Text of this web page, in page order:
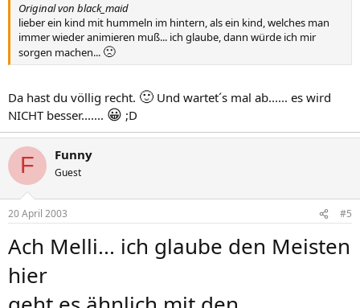
Original von black_maid
lieber ein kind mit hummeln im hintern, als ein kind, welches man
immer wieder animieren muß... ich glaube, dann würde ich mir
sorgen machen... 🙁
Da hast du völlig recht. 🙂 Und wartet´s mal ab...... es wird
NICHT besser....... 😀 ;D
F Funny
Guest
20 April 2003 #5
Ach Melli... ich glaube den Meisten
hier